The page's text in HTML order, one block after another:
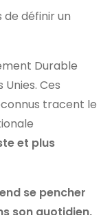
de définir un
Durable
Ces
tracent le
et plus
se pencher